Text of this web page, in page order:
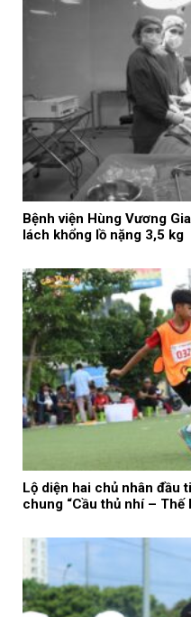
Bệnh viện Hùng Vương
lách khổng lồ nặng 3,5 kg
Lộ diện hai chủ nhân đầu
chung “Cầu thủ nhí – Thế